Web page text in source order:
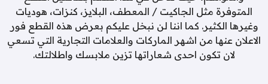
المتوفرة مثل الجاكيت / المعطف، البلايز، كنزات، هوديات
وغيرها الكثير. كما اننا لن نبخل عليكم بعرض هذه القطع فور
الاعلان عنها من اشهر الماركات والعلامات التجارية التي تسعي
لان تكون احدى شعاراتها تزين ملابسك واطلالتك.